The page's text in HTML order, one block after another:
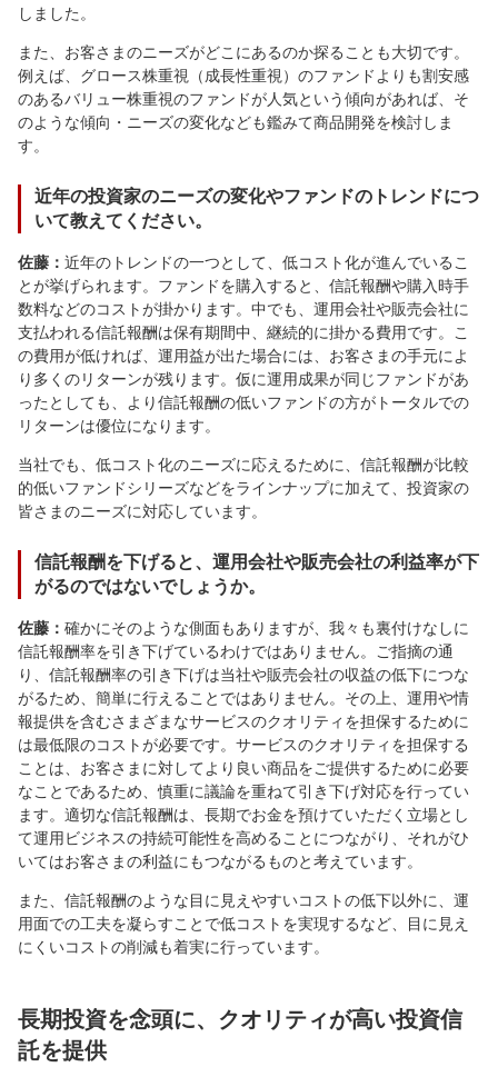
しました。
また、お客さまのニーズがどこにあるのか探ることも大切です。
例えば、グロース株重視（成長性重視）のファンドよりも割安感
のあるバリュー株重視のファンドが人気という傾向があれば、そ
のような傾向・ニーズの変化なども鑑みて商品開発を検討しま
す。
近年の投資家のニーズの変化やファンドのトレンドにつ
いて教えてください。
佐藤： 近年のトレンドの一つとして、低コスト化が進んでいるこ
とが挙げられます。ファンドを購入すると、信託報酬や購入時手
数料などのコストが掛かります。中でも、運用会社や販売会社に
支払われる信託報酬は保有期間中、継続的に掛かる費用です。こ
の費用が低ければ、運用益が出た場合には、お客さまの手元によ
り多くのリターンが残ります。仮に運用成果が同じファンドがあ
ったとしても、より信託報酬の低いファンドの方がトータルでの
リターンは優位になります。
当社でも、低コスト化のニーズに応えるために、信託報酬が比較
的低いファンドシリーズなどをラインナップに加えて、投資家の
皆さまのニーズに対応しています。
信託報酬を下げると、運用会社や販売会社の利益率が下
がるのではないでしょうか。
佐藤： 確かにそのような側面もありますが、我々も裏付けなしに
信託報酬率を引き下げているわけではありません。ご指摘の通
り、信託報酬率の引き下げは当社や販売会社の収益の低下につな
がるため、簡単に行えることではありません。その上、運用や情
報提供を含むさまざまなサービスのクオリティを担保するために
は最低限のコストが必要です。サービスのクオリティを担保する
ことは、お客さまに対してより良い商品をご提供するために必要
なことであるため、慎重に議論を重ねて引き下げ対応を行ってい
ます。適切な信託報酬は、長期でお金を預けていただく立場とし
て運用ビジネスの持続可能性を高めることにつながり、それがひ
いてはお客さまの利益にもつながるものと考えています。
また、信託報酬のような目に見えやすいコストの低下以外に、運
用面での工夫を凝らすことで低コストを実現するなど、目に見え
にくいコストの削減も着実に行っています。
長期投資を念頭に、クオリティが高い投資信
託を提供